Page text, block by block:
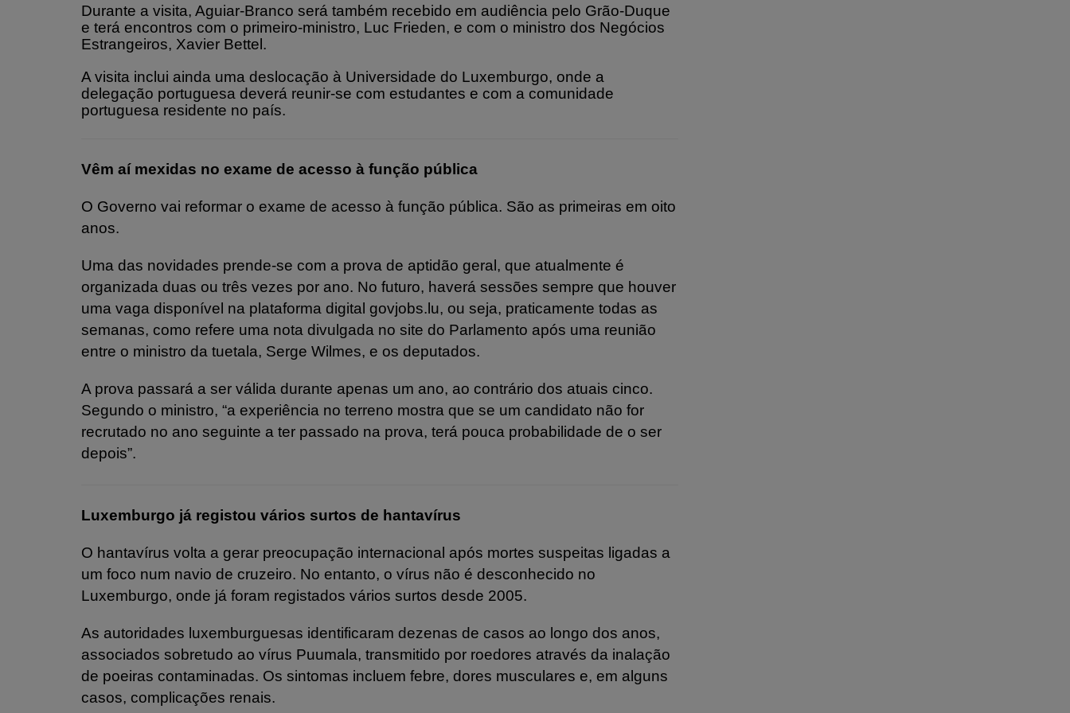
Durante a visita, Aguiar-Branco será também recebido em audiência pelo Grão-Duque
e terá encontros com o primeiro-ministro, Luc Frieden, e com o ministro dos Negócios
Estrangeiros, Xavier Bettel.
A visita inclui ainda uma deslocação à Universidade do Luxemburgo, onde a
delegação portuguesa deverá reunir-se com estudantes e com a comunidade
portuguesa residente no país.
Vêm aí mexidas no exame de acesso à função pública
O Governo vai reformar o exame de acesso à função pública. São as primeiras em oito
anos.
Uma das novidades prende-se com a prova de aptidão geral, que atualmente é
organizada duas ou três vezes por ano. No futuro, haverá sessões sempre que houver
uma vaga disponível na plataforma digital govjobs.lu, ou seja, praticamente todas as
semanas, como refere uma nota divulgada no site do Parlamento após uma reunião
entre o ministro da tuetala, Serge Wilmes, e os deputados.
A prova passará a ser válida durante apenas um ano, ao contrário dos atuais cinco.
Segundo o ministro, “a experiência no terreno mostra que se um candidato não for
recrutado no ano seguinte a ter passado na prova, terá pouca probabilidade de o ser
depois”.
Luxemburgo já registou vários surtos de hantavírus
O hantavírus volta a gerar preocupação internacional após mortes suspeitas ligadas a
um foco num navio de cruzeiro. No entanto, o vírus não é desconhecido no
Luxemburgo, onde já foram registados vários surtos desde 2005.
As autoridades luxemburguesas identificaram dezenas de casos ao longo dos anos,
associados sobretudo ao vírus Puumala, transmitido por roedores através da inalação
de poeiras contaminadas. Os sintomas incluem febre, dores musculares e, em alguns
casos, complicações renais.